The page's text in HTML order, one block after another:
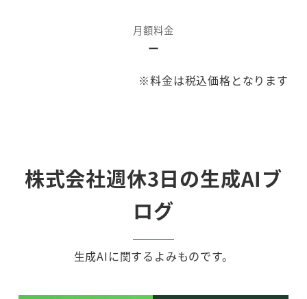
本格的に導入・活用を
開始したい
次のステップ（生成AI導入・活用支援）
月額料金
ー
※料金は税込価格となります
株式会社週休3日の生成AIブ
ログ
生成AIに関するよみものです。